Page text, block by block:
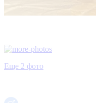
Еще 2 фото